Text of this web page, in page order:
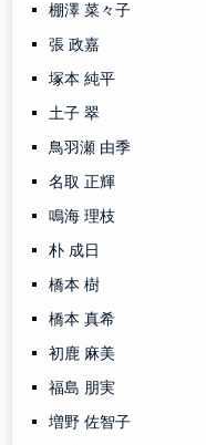
棚澤 菜々子
張 政嘉
塚本 純平
土子 翠
鳥羽瀬 由季
名取 正輝
鳴海 理枝
朴 成日
橋本 樹
橋本 真希
初鹿 麻美
福島 朋実
増野 佐智子